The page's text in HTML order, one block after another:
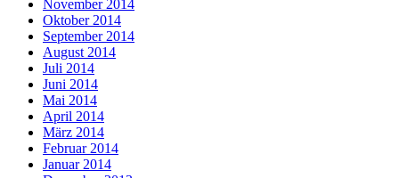
November 2014
Oktober 2014
September 2014
August 2014
Juli 2014
Juni 2014
Mai 2014
April 2014
März 2014
Februar 2014
Januar 2014